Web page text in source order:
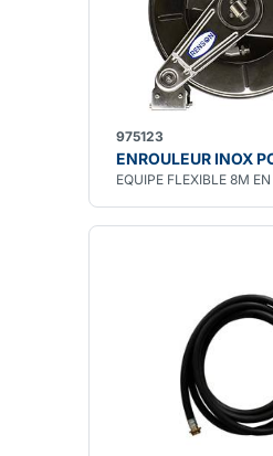
975123
ENROULEUR INOX
EQUIPE FLEXIBLE 8M